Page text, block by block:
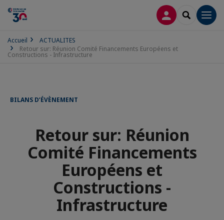
CONNEXION
Accueil
ACTUALITES
Retour sur: Réunion Comité Financements Européens et
Constructions - Infrastructure
BILANS D’ÉVÈNEMENT
Retour sur: Réunion
Comité Financements
Européens et
Constructions -
Infrastructure